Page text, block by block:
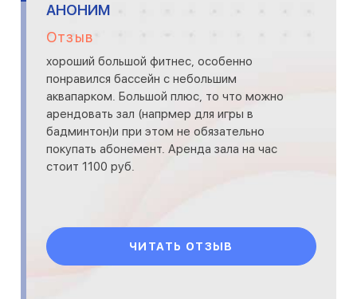
АНОНИМ
Отзыв
хороший большой фитнес, особенно
понравился бассейн с небольшим
аквапарком. Большой плюс, то что можно
арендовать зал (напрмер для игры в
бадминтон)и при этом не обязательно
покупать абонемент. Аренда зала на час
стоит 1100 руб.
ЧИТАТЬ ОТЗЫВ